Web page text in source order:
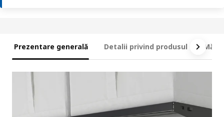
Prezentare generală Detalii privind produsul